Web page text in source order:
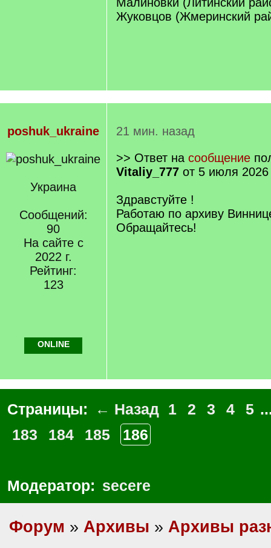
Жуковцов (Жмеринский
poshuk_ukraine
Украина
Сообщений:
90
На сайте с
2022 г.
Рейтинг:
123
21 мин. назад
>> Ответ на сообщение
Vitaliy_777 от 5 июля
Здравстуйте !
Работаю по архиву
Обращайтесь!
ONLINE
Страницы: ← Назад 1 2 3 4 5
183
184 185 186
Модератор: secere
Форум » Архивы » Архивы